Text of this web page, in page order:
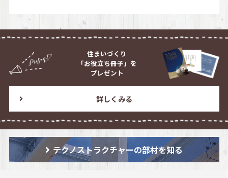
住まいづくり
「お役立ち冊子」を
プレゼント
詳しくみる
テクノストラクチャーの部材を知る